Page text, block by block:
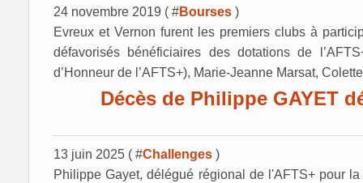
24 novembre 2019 ( #Bourses )
Evreux et Vernon furent les premiers clubs à
défavorisés bénéficiaires des dotations de
d’Honneur de l’AFTS+), Marie-Jeanne Marsat,
Décès de Philippe GAYET
13 juin 2025 ( #Challenges )
Philippe Gayet, délégué régional de l'AFTS+ pour